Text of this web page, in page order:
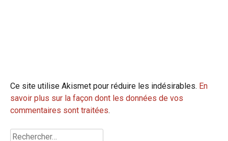
Ce site utilise Akismet pour réduire les indésirables. En
savoir plus sur la façon dont les données de vos
commentaires sont traitées.
Rechercher :